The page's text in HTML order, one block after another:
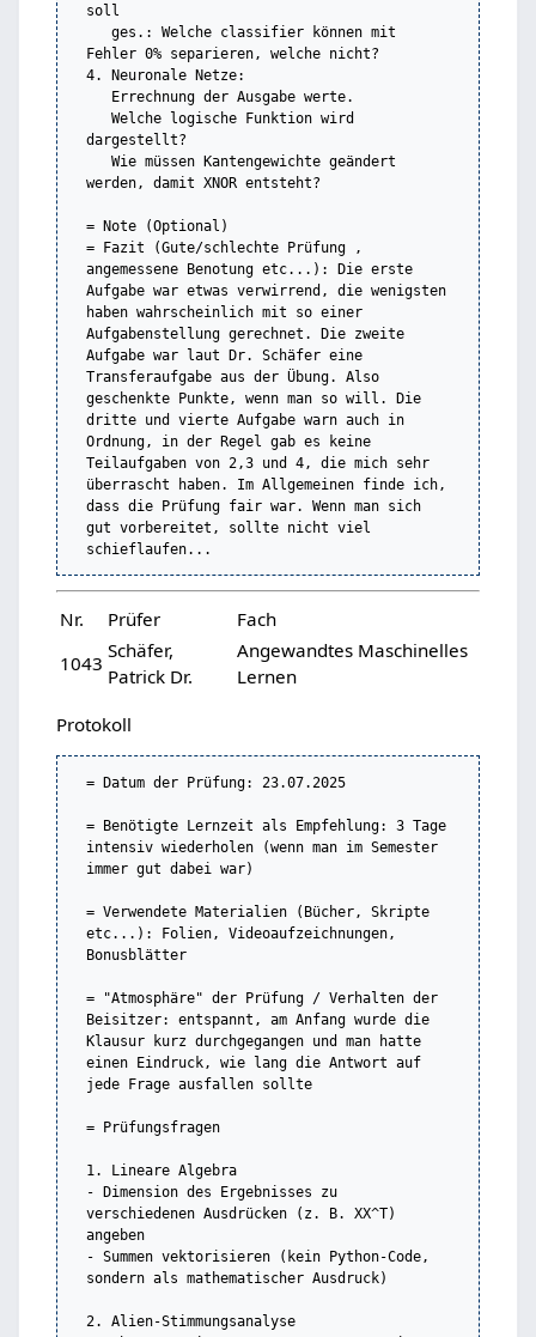
soll
   ges.: Welche classifier können mit
Fehler 0% separieren, welche nicht?
4. Neuronale Netze:
   Welche logische Funktion wird
dargestellt?
   Wie müssen Kantengewichte geändert
werden, damit XNOR entsteht?
= Note (Optional)
= Fazit (Gute/schlechte Prüfung ,
angemessene Benotung etc...): Die erste
Aufgabe war etwas verwirrend, die wenigsten
haben wahrscheinlich mit so einer
Aufgabenstellung gerechnet. Die zweite
Aufgabe war laut Dr. Schäfer eine
Transferaufgabe aus der Übung. Also
geschenkte Punkte, wenn man so will. Die
dritte und vierte Aufgabe warn auch in
Ordnung, in der Regel gab es keine
Teilaufgaben von 2,3 und 4, die mich sehr
überrascht haben. Im Allgemeinen finde ich,
dass die Prüfung fair war. Wenn man sich
gut vorbereitet, sollte nicht viel
Nr. Prüfer
Fach
1043
Schäfer,
Patrick Dr.
Angewandtes Maschinelles
Lernen
Protokoll
= Datum der Prüfung: 23.07.2025
= Benötigte Lernzeit als Empfehlung: 3 Tage
intensiv wiederholen (wenn man im Semester
immer gut dabei war)
= Verwendete Materialien (Bücher, Skripte
etc...): Folien, Videoaufzeichnungen,
Bonusblätter
= "Atmosphäre" der Prüfung / Verhalten der
Beisitzer: entspannt, am Anfang wurde die
Klausur kurz durchgegangen und man hatte
einen Eindruck, wie lang die Antwort auf
jede Frage ausfallen sollte
= Prüfungsfragen
1. Lineare Algebra
- Dimension des Ergebnisses zu
verschiedenen Ausdrücken (z. B. XX^T)
angeben
- Summen vektorisieren (kein Python-Code,
sondern als mathematischer Ausdruck)
2. Alien-Stimmungsanalyse